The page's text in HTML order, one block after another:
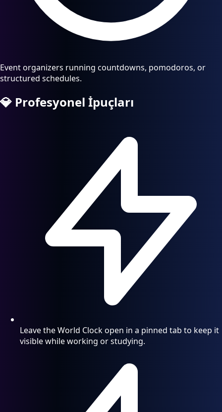
Event organizers running countdowns, pomodoros, or
structured schedules.
💎 Profesyonel İpuçları
Leave the World Clock open in a pinned tab to keep it
visible while working or studying.